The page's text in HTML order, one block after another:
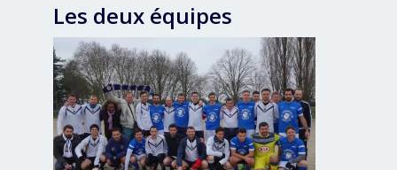
Les deux équipes